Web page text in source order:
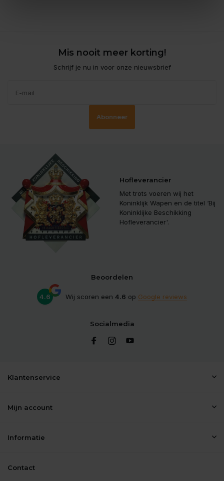
Mis nooit meer korting!
Schrijf je nu in voor onze nieuwsbrief
Abonneer
Hofleverancier
Met trots voeren wij het
Koninklijk Wapen en de titel ‘Bij
Koninklijke Beschikking
Hofleverancier'.
Beoordelen
4.6 Wij scoren een 4.6 op Google reviews
Socialmedia
Klantenservice
Mijn account
Informatie
Contact